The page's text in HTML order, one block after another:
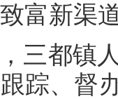
富新渠
三都镇
踪、督